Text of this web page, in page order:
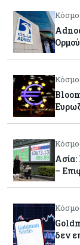
Ασία:
–
δεν